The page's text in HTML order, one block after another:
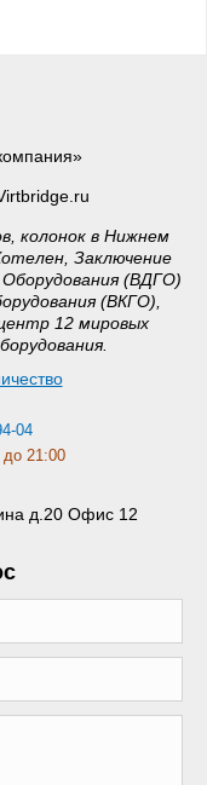
колонок в Нижнем
Заключение
Оборудования (ВДГО)
(ВКГО),
12 мировых
04
21:00
д.20 Офис 12